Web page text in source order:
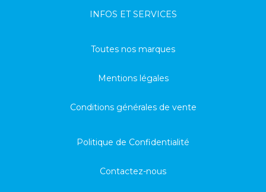
INFOS ET SERVICES
Toutes nos marques
Mentions légales
Conditions générales de vente
Politique de Confidentialité
Contactez-nous